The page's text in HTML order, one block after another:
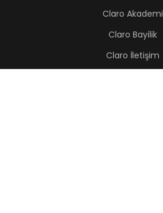
Claro Akademi
Claro Bayilik
Claro İletişim